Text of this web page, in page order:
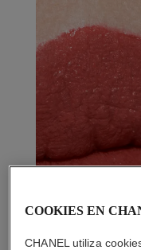
COOKIES EN
CHANEL utiliza